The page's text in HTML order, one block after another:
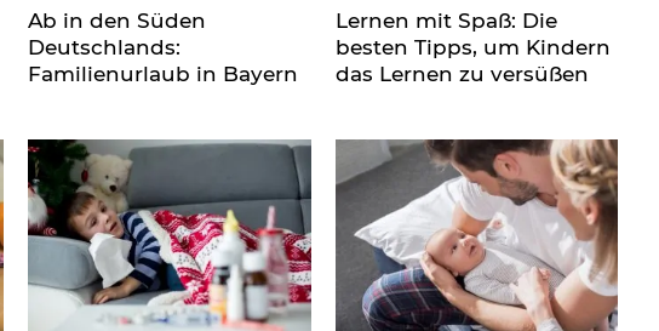
Ab in den Süden
Deutschlands:
Familienurlaub in Bayern
Lernen mit Spaß: Die
besten Tipps, um Kindern
das Lernen zu versüßen